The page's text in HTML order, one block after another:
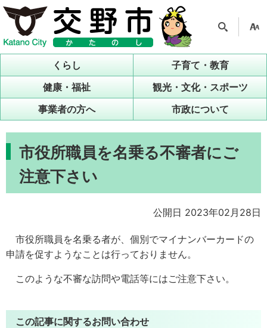
ル
くらし
子育て・教育
健康・福祉
観光・文化・スポーツ
事業者の方へ
市政について
市役所職員を名乗る不審者にご
注意下さい
公開日 2023年02月28日
市役所職員を名乗る者が、個別でマイナンバーカードの
申請を促すようなことは行っておりません。
このような不審な訪問や電話等にはご注意下さい。
この記事に関するお問い合わせ